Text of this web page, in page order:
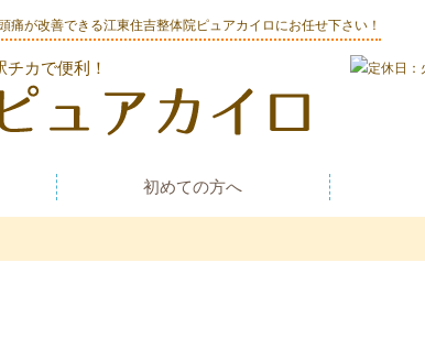
痛が改善できる江東住吉整体院ピュアカイロにお任せ下さい！
初めての方へ